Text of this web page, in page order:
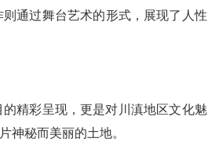
通过舞台艺术的形式，展现了人性
精彩呈现，更是对川滇地区文化魅
神秘而美丽的土地。